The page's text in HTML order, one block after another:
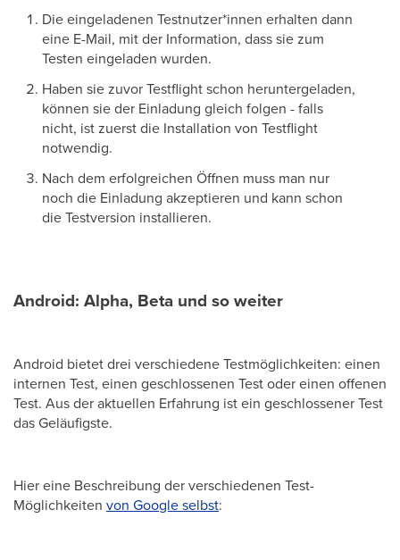
Die eingeladenen Testnutzer*innen erhalten dann
eine E-Mail, mit der Information, dass sie zum
Testen eingeladen wurden.
Haben sie zuvor Testflight schon heruntergeladen,
können sie der Einladung gleich folgen - falls
nicht, ist zuerst die Installation von Testflight
notwendig.
Nach dem erfolgreichen Öffnen muss man nur
noch die Einladung akzeptieren und kann schon
die Testversion installieren.
Android: Alpha, Beta und so weiter
Android bietet drei verschiedene Testmöglichkeiten: einen
internen Test, einen geschlossenen Test oder einen offenen
Test. Aus der aktuellen Erfahrung ist ein geschlossener Test
das Geläufigste.
Hier eine Beschreibung der verschiedenen Test-
Möglichkeiten von Google selbst: